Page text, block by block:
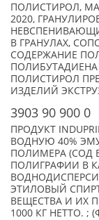
ПОЛИСТИРОЛ,
2020,
В ГРАНУЛАХ,
СОДЕРЖАНИЕ
ПОЛИСТИРОЛ
ИЗДЕЛИЙ
3903 90 900 0
ПРОДУКТ
ВОДНУЮ 40%
ПОЛИМЕРА (СОД
ПОЛИГРАФИИ В
ЭТИЛОВЫЙ
ВЕЩЕСТВА И ИХ
1000 КГ НЕТТО. ;